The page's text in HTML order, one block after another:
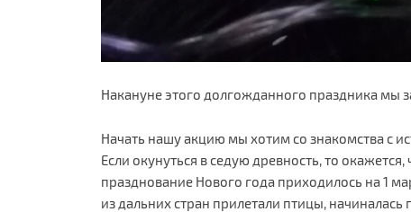
Накануне этого долгожданного праздника мы
Начать нашу акцию мы хотим со знакомства с
Если окунуться в седую древность, то
празднование Нового года приходилось на 1
из дальних стран прилетали птицы,